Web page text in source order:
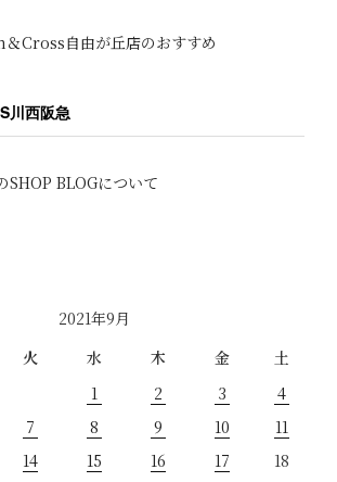
Cross自由が丘店のおすすめ
川西阪急
SHOP BLOGについて
2021年9月
火 水 木 金
土
1
2 3
4
7 8 9 10
11
14 15 16 17
18